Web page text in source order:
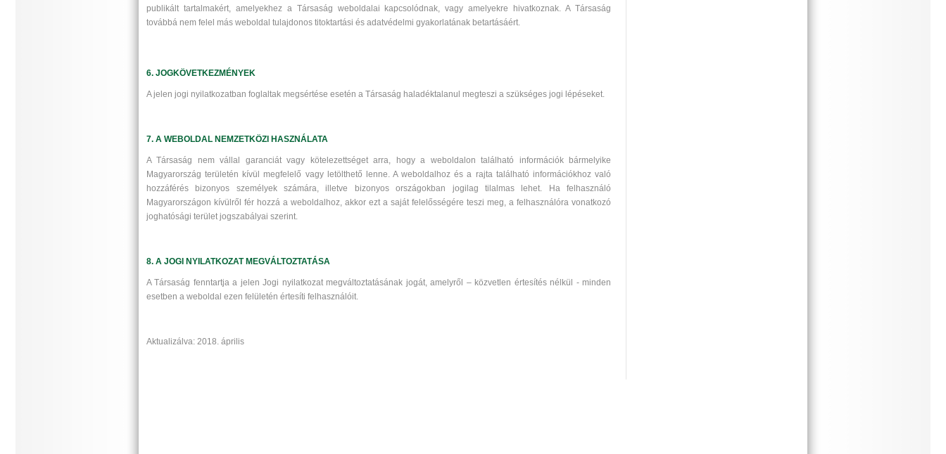
publikált tartalmakért, amelyekhez a Társaság weboldalai kapcsolódnak, vagy amelyekre hivatkoznak. A Társaság
továbbá nem felel más weboldal tulajdonos titoktartási és adatvédelmi gyakorlatának betartásáért.
6. JOGKÖVETKEZMÉNYEK
A jelen jogi nyilatkozatban foglaltak megsértése esetén a Társaság haladéktalanul megteszi a szükséges jogi lépéseket.
7. A WEBOLDAL NEMZETKÖZI HASZNÁLATA
A Társaság nem vállal garanciát vagy kötelezettséget arra, hogy a weboldalon található információk bármelyike
Magyarország területén kívül megfelelő vagy letölthető lenne. A weboldalhoz és a rajta található információkhoz való
hozzáférés bizonyos személyek számára, illetve bizonyos országokban jogilag tilalmas lehet. Ha felhasználó
Magyarországon kívülről fér hozzá a weboldalhoz, akkor ezt a saját felelősségére teszi meg, a felhasználóra vonatkozó
joghatósági terület jogszabályai szerint.
8. A JOGI NYILATKOZAT MEGVÁLTOZTATÁSA
A Társaság fenntartja a jelen Jogi nyilatkozat megváltoztatásának jogát, amelyről – közvetlen értesítés nélkül - minden
esetben a weboldal ezen felületén értesíti felhasználóit.
Aktualizálva: 2018. április